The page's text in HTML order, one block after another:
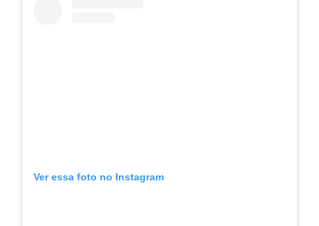
Ver essa foto no Instagram